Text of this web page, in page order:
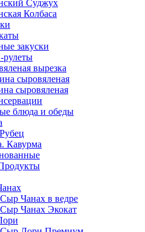
Суджух
Колбаса
закуски
вырезка
сыровяленая
сыровяленая
блюда и обеды
Кавурма
Сыр Чанах в ведре
Сыр Чанах Экокат